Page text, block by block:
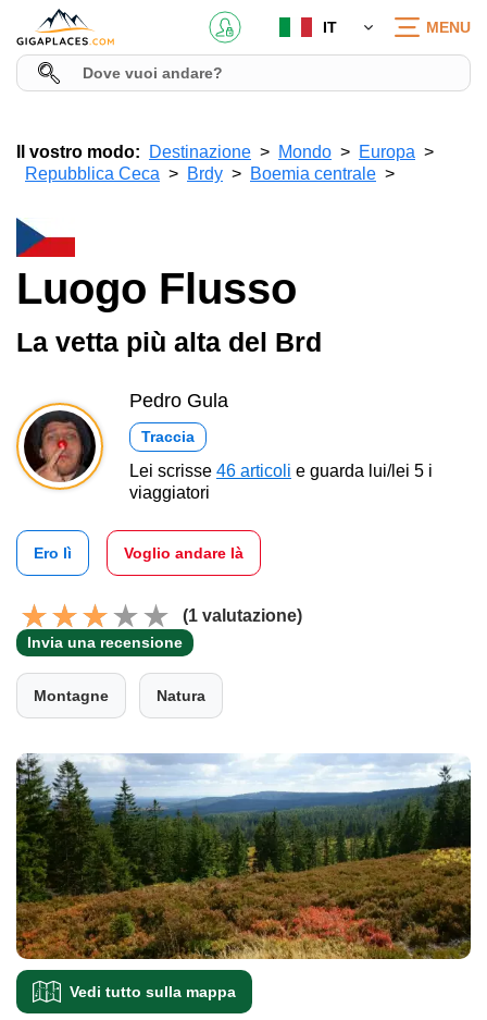
IT MENU
Il vostro modo: Destinazione Mondo
Europa
Repubblica Ceca
Brdy Boemia centrale
Luogo Flusso
La vetta più alta del Brd
Pedro Gula
Traccia
Lei scrisse 46 articoli e guarda lui/lei 5 i
viaggiatori
Ero lì Voglio andare là
(1 valutazione)
Invia una recensione
Montagne Natura
Vedi tutto sulla mappa